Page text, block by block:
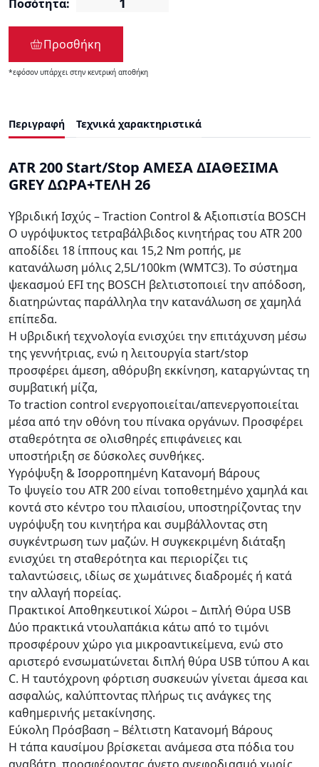
Ποσότητα:
Προσθήκη
*εφόσον υπάρχει στην κεντρική αποθήκη
Περιγραφή Τεχνικά χαρακτηριστικά
ATR 200 Start/Stop ΑΜΕΣΑ ΔΙΑΘΕΣΙΜΑ
GREY ΔΩΡΑ+ΤΕΛΗ 26
Υβριδική Ισχύς – Traction Control & Αξιοπιστία BOSCH
Ο υγρόψυκτος τετραβάλβιδος κινητήρας του ATR 200
αποδίδει 18 ίππους και 15,2 Nm ροπής, με
κατανάλωση μόλις 2,5L/100km (WMTC3). Το σύστημα
ψεκασμού EFI της BOSCH βελτιστοποιεί την απόδοση,
διατηρώντας παράλληλα την κατανάλωση σε χαμηλά
επίπεδα.
Η υβριδική τεχνολογία ενισχύει την επιτάχυνση μέσω
της γεννήτριας, ενώ η λειτουργία start/stop
προσφέρει άμεση, αθόρυβη εκκίνηση, καταργώντας τη
συμβατική μίζα,
Το traction control ενεργοποιείται/απενεργοποιείται
μέσα από την οθόνη του πίνακα οργάνων. Προσφέρει
σταθερότητα σε ολισθηρές επιφάνειες και
υποστήριξη σε δύσκολες συνθήκες.
Υγρόψυξη & Ισορροπημένη Κατανομή Βάρους
Το ψυγείο του ATR 200 είναι τοποθετημένο χαμηλά και
κοντά στο κέντρο του πλαισίου, υποστηρίζοντας την
υγρόψυξη του κινητήρα και συμβάλλοντας στη
συγκέντρωση των μαζών. Η συγκεκριμένη διάταξη
ενισχύει τη σταθερότητα και περιορίζει τις
ταλαντώσεις, ιδίως σε χωμάτινες διαδρομές ή κατά
την αλλαγή πορείας.
Πρακτικοί Αποθηκευτικοί Χώροι – Διπλή Θύρα USB
Δύο πρακτικά ντουλαπάκια κάτω από το τιμόνι
προσφέρουν χώρο για μικροαντικείμενα, ενώ στο
αριστερό ενσωματώνεται διπλή θύρα USB τύπου A και
C. Η ταυτόχρονη φόρτιση συσκευών γίνεται άμεσα και
ασφαλώς, καλύπτοντας πλήρως τις ανάγκες της
καθημερινής μετακίνησης.
Εύκολη Πρόσβαση – Βέλτιστη Κατανομή Βάρους
Η τάπα καυσίμου βρίσκεται ανάμεσα στα πόδια του